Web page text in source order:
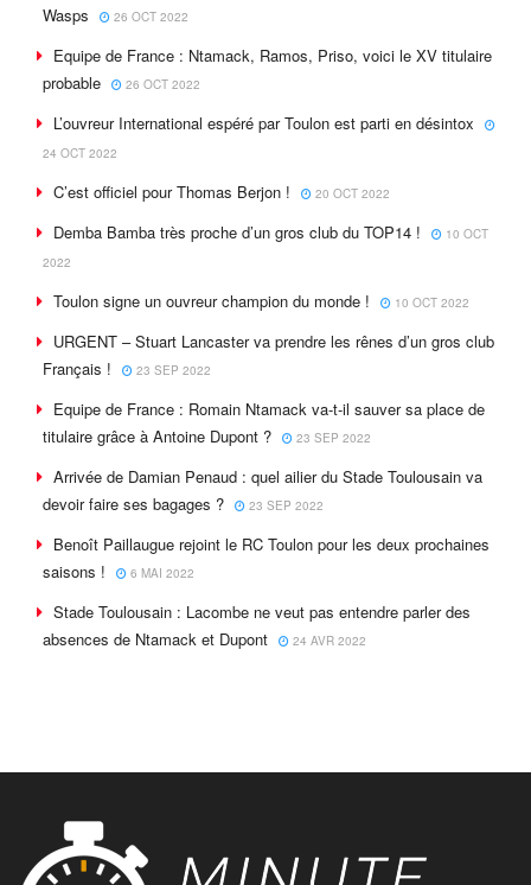
Wasps
26 OCT 2022
Equipe de France : Ntamack, Ramos, Priso, voici le XV titulaire
probable
26 OCT 2022
L’ouvreur International espéré par Toulon est parti en désintox
24 OCT 2022
C’est officiel pour Thomas Berjon ! 20 OCT 2022
Demba Bamba très proche d’un gros club du TOP14 !
10 OCT
2022
Toulon signe un ouvreur champion du monde ! 10 OCT 2022
URGENT – Stuart Lancaster va prendre les rênes d’un gros club
Français !
23 SEP 2022
Equipe de France : Romain Ntamack va-t-il sauver sa place de
titulaire grâce à Antoine Dupont ?
23 SEP 2022
Arrivée de Damian Penaud : quel ailier du Stade Toulousain va
devoir faire ses bagages ?
23 SEP 2022
Benoît Paillaugue rejoint le RC Toulon pour les deux prochaines
saisons !
6 MAI 2022
Stade Toulousain : Lacombe ne veut pas entendre parler des
absences de Ntamack et Dupont
24 AVR 2022